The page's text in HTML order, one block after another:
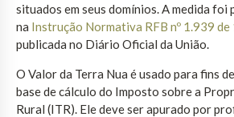
situados em seus domínios. A medida foi
na Instrução Normativa RFB nº 1.939
publicada no Diário Oficial da União.
O Valor da Terra Nua é usado para fins
base de cálculo do Imposto sobre a
Rural (ITR). Ele deve ser apurado por